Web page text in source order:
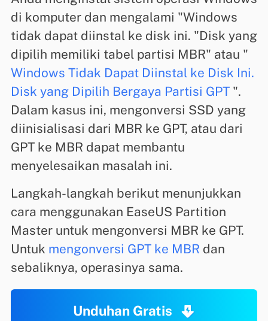
di komputer dan mengalami "Windows
tidak dapat diinstal ke disk ini. "Disk yang
dipilih memiliki tabel partisi MBR" atau "
Windows Tidak Dapat Diinstal ke Disk Ini.
Disk yang Dipilih Bergaya Partisi GPT".
Dalam kasus ini, mengonversi SSD yang
diinisialisasi dari MBR ke GPT, atau dari
GPT ke MBR dapat membantu
menyelesaikan masalah ini.
Langkah-langkah berikut menunjukkan
cara menggunakan EaseUS Partition
Master untuk mengonversi MBR ke GPT.
Untuk mengonversi GPT ke MBR dan
sebaliknya, operasinya sama.
Unduhan Gratis